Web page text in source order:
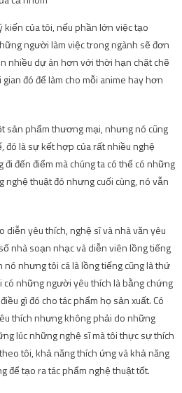
kiến ​​của tôi, nếu phần lớn việc tạo
người làm việc trong ngành sẽ đơn
nhiều dự án hơn với thời hạn chặt chẽ
đó để làm cho mỗi anime hay hơn
sản phẩm thương mại, nhưng nó cũng
đó là sự kết hợp của rất nhiều nghệ
đi đến điểm mà chúng ta có thể có những
nghệ thuật đó nhưng cuối cùng, nó vẫn
diễn yêu thích, nghệ sĩ và nhà văn yêu
nhà soạn nhạc và diễn viên lồng tiếng
nó nhưng tôi cá là lồng tiếng cũng là thứ
có những người yêu thích là bằng chứng
gì đó cho tác phẩm họ sản xuất. Có
thích nhưng không phải do những
lúc những nghệ sĩ mà tôi thực sự thích
tôi, khả năng thích ứng và khả năng
để tạo ra tác phẩm nghệ thuật tốt.